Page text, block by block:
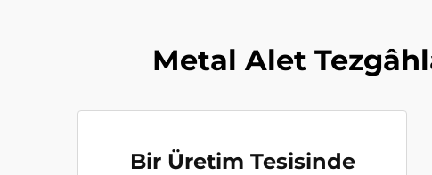
Metal Alet
Bir Üretim Tesisinde